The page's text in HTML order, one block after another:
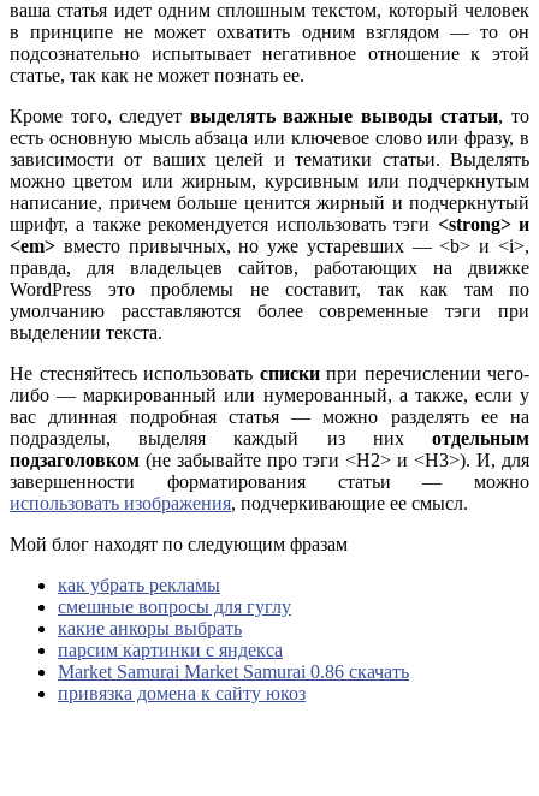
ваша статья идет одним сплошным текстом, который человек
в принципе не может охватить одним взглядом — то он
подсознательно испытывает негативное отношение к этой
статье, так как не может познать ее.
Кроме того, следует выделять важные выводы статьи, то
есть основную мысль абзаца или ключевое слово или фразу, в
зависимости от ваших целей и тематики статьи. Выделять
можно цветом или жирным, курсивным или подчеркнутым
написание, причем больше ценится жирный и подчеркнутый
шрифт, а также рекомендуется использовать тэги <strong> и
<em> вместо привычных, но уже устаревших — <b> и <i>,
правда, для владельцев сайтов, работающих на движке
WordPress это проблемы не составит, так как там по
умолчанию расставляются более современные тэги при
выделении текста.
Не стесняйтесь использовать спискипри перечислении чего-
либо — маркированный или нумерованный, а также, если у
вас длинная подробная статья — можно разделять ее на
подразделы, выделяя каждый из них отдельным
подзаголовком (не забывайте про тэги <H2> и <H3>). И, для
завершенности форматирования статьи — можно
использовать изображения, подчеркивающие ее смысл.
Мой блог находят по следующим фразам
как убрать рекламы
смешные вопросы для гуглу
какие анкоры выбрать
парсим картинки с яндекса
Market Samurai Market Samurai 0.86 скачать
привязка домена к сайту юкоз